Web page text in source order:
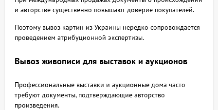
и авторстве существенно повышают доверие покупателей.
Поэтому вывоз картин из Украины нередко сопровождается
проведением атрибуционной экспертизы.
Вывоз живописи для выставок и аукционов
Профессиональные выставки и аукционные дома часто
требуют документы, подтверждающие авторство
произведения.